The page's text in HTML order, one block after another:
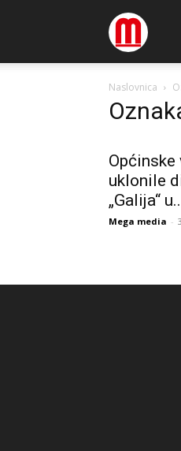
Naslovnica
uklonile
„Galija“
Mega media -